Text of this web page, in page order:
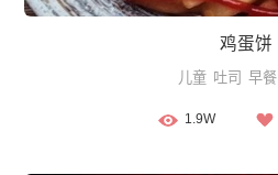
鸡蛋饼
儿童 吐司 早餐
1.9W